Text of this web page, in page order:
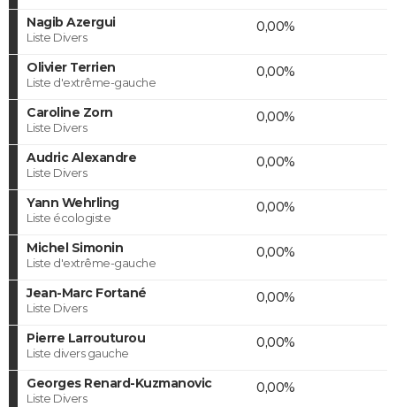
Nagib Azergui
Liste Divers
0,00%
Olivier Terrien
Liste d'extrême-gauche
0,00%
Caroline Zorn
Liste Divers
0,00%
Audric Alexandre
Liste Divers
0,00%
Yann Wehrling
Liste écologiste
0,00%
Michel Simonin
Liste d'extrême-gauche
0,00%
Jean-Marc Fortané
Liste Divers
0,00%
Pierre Larrouturou
Liste divers gauche
0,00%
Georges Renard-Kuzmanovic
Liste Divers
0,00%